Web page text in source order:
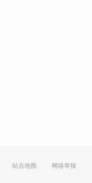
站点地图 网络举报